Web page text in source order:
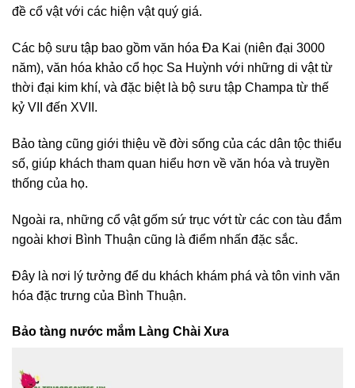
đề cổ vật với các hiện vật quý giá.
Các bộ sưu tập bao gồm văn hóa Đa Kai (niên đại 3000
năm), văn hóa khảo cổ học Sa Huỳnh với những di vật từ
thời đại kim khí, và đặc biệt là bộ sưu tập Champa từ thế
kỷ VII đến XVII.
Bảo tàng cũng giới thiệu về đời sống của các dân tộc thiểu
số, giúp khách tham quan hiểu hơn về văn hóa và truyền
thống của họ.
Ngoài ra, những cổ vật gốm sứ trục vớt từ các con tàu đắm
ngoài khơi Bình Thuận cũng là điểm nhấn đặc sắc.
Đây là nơi lý tưởng để du khách khám phá và tôn vinh văn
hóa đặc trưng của Bình Thuận.
Bảo tàng nước mắm Làng Chài Xưa